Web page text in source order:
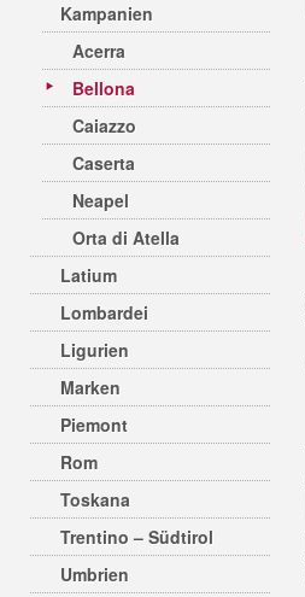
Kampanien
Acerra
Bellona
Caiazzo
Caserta
Neapel
Orta di Atella
Latium
Lombardei
Ligurien
Marken
Piemont
Rom
Toskana
Trentino – Südtirol
Umbrien